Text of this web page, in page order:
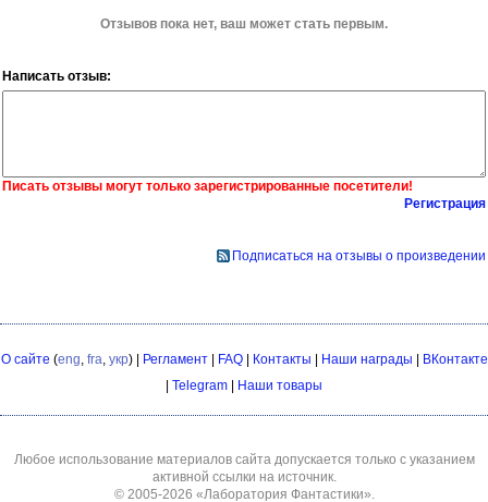
Отзывов пока нет, ваш может стать первым.
Написать отзыв:
Писать отзывы могут только зарегистрированные посетители!
Регистрация
Подписаться на отзывы о произведении
О сайте (eng fra укр) | Регламент| FAQ| Контакты | Наши награды | ВКонтакте
| Telegram | Наши товары
Любое использование материалов сайта допускается только с указанием
активной ссылки на источник.
© 2005-2026 «Лаборатория Фантастики»